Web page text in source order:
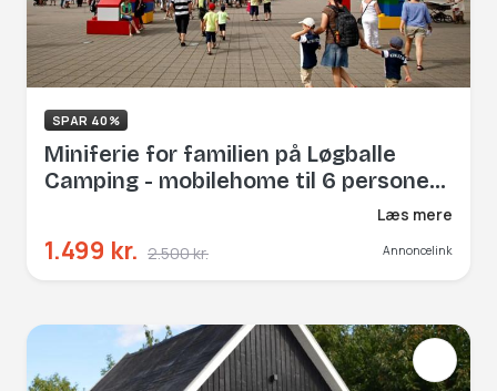
SPAR 40%
Miniferie for familien på Løgballe
Camping - mobilehome til 6 personer
Læs mere
1.499 kr. 2.500 kr. Annoncelink